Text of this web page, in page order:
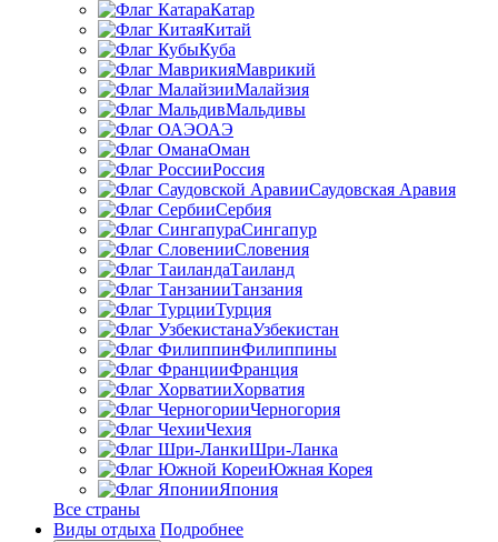
Катар
Китай
Куба
Маврикий
Малайзия
Мальдивы
ОАЭ
Оман
Россия
Саудовская Аравия
Сербия
Сингапур
Словения
Таиланд
Танзания
Турция
Узбекистан
Филиппины
Франция
Хорватия
Черногория
Чехия
Шри-Ланка
Южная Корея
Япония
Все страны
Виды отдыха Подробнее